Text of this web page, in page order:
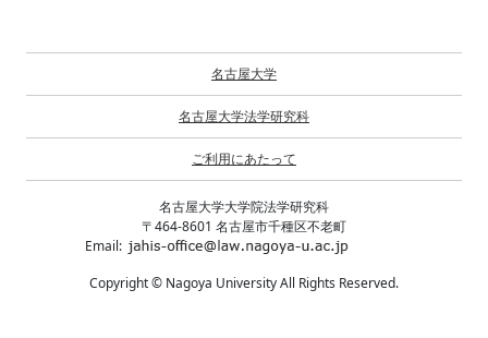
名古屋大学
名古屋大学法学研究科
ご利用にあたって
名古屋大学大学院法学研究科
〒464-8601 名古屋市千種区不老町
Email:
Copyright © Nagoya University All Rights Reserved.